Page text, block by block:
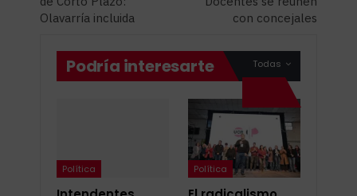
Olavarría incluida
con concejales
Todas
Podría interesarte
Política Política